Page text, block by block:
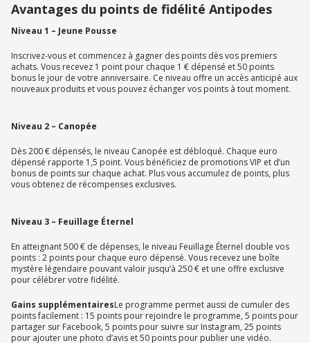
Avantages du points de fidélité Antipodes
Niveau 1 – Jeune Pousse
Inscrivez-vous et commencez à gagner des points dès vos premiers
achats. Vous recevez 1 point pour chaque 1 € dépensé et 50 points
bonus le jour de votre anniversaire. Ce niveau offre un accès anticipé aux
nouveaux produits et vous pouvez échanger vos points à tout moment.
Niveau 2 – Canopée
Dès 200 € dépensés, le niveau Canopée est débloqué. Chaque euro
dépensé rapporte 1,5 point. Vous bénéficiez de promotions VIP et d’un
bonus de points sur chaque achat. Plus vous accumulez de points, plus
vous obtenez de récompenses exclusives.
Niveau 3 – Feuillage Éternel
En atteignant 500 € de dépenses, le niveau Feuillage Éternel double vos
points : 2 points pour chaque euro dépensé. Vous recevez une boîte
mystère légendaire pouvant valoir jusqu’à 250 € et une offre exclusive
pour célébrer votre fidélité.
Gains supplémentairesLe programme permet aussi de cumuler des
points facilement : 15 points pour rejoindre le programme, 5 points pour
partager sur Facebook, 5 points pour suivre sur Instagram, 25 points
pour ajouter une photo d’avis et 50 points pour publier une vidéo.